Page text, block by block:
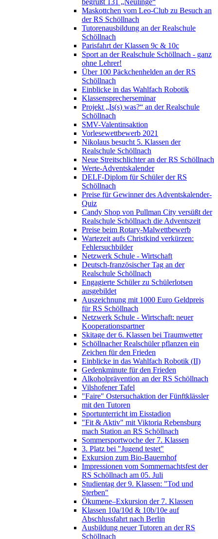
begrüßt 131 „Neulinge“
Maskottchen vom Leo-Club zu Besuch an
der RS Schöllnach
Tutorenausbildung an der Realschule
Schöllnach
Parisfahrt der Klassen 9c & 10c
Sport an der Realschule Schöllnach - ganz
ohne Lehrer!
Über 100 Päckchenhelden an der RS
Schöllnach
Einblicke in das Wahlfach Robotik
Klassensprecherseminar
Projekt „Is(s) was?“ an der Realschule
Schöllnach
SMV-Valentinsaktion
Vorlesewettbewerb 2021
Nikolaus besucht 5. Klassen der
Realschule Schöllnach
Neue Streitschlichter an der RS Schöllnach
Werte-Adventskalender
DELF-Diplom für Schüler der RS
Schöllnach
Preise für Gewinner des Adventskalender-
Quiz
Candy Shop von Pullman City versüßt der
Realschule Schöllnach die Adventszeit
Preise beim Rotary-Malwettbewerb
Wartezeit aufs Christkind verkürzen:
Fehlersuchbilder
Netzwerk Schule - Wirtschaft
Deutsch-französischer Tag an der
Realschule Schöllnach
Engagierte Schüler zu Schülerlotsen
ausgebildet
Auszeichnung mit 1000 Euro Geldpreis
für RS Schöllnach
Netzwerk Schule - Wirtschaft: neuer
Kooperationspartner
Skitage der 6. Klassen bei Traumwetter
Schöllnacher Realschüler pflanzen ein
Zeichen für den Frieden
Einblicke in das Wahlfach Robotik (II)
Gedenkminute für den Frieden
Alkoholprävention an der RS Schöllnach
Vilshofener Tafel
"Faire" Ostersuchaktion der Fünftklässler
mit den Tutoren
Sportunterricht im Eisstadion
"Fit & Aktiv" mit Viktoria Rebensburg
mach Station an RS Schöllnach
Sommersportwoche der 7. Klassen
3. Platz bei "Jugend testet"
Exkursion zum Bio-Bauernhof
Impressionen vom Sommernachtsfest der
RS Schöllnach am 05. Juli
Studientag der 9. Klassen: "Tod und
Sterben"
Ökumene–Exkursion der 7. Klassen
Klassen 10a/10d & 10b/10e auf
Abschlussfahrt nach Berlin
Ausbildung neuer Tutoren an der RS
Schöllnach